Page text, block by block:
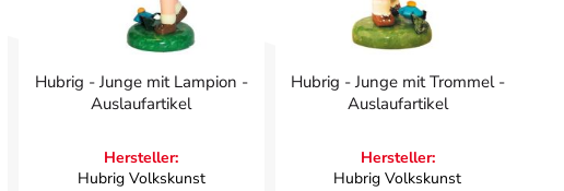
Hubrig - Junge mit Lampion -
Auslaufartikel
Hersteller:
Hubrig Volkskunst
Hubrig - Junge mit Trommel -
Auslaufartikel
Hersteller:
Hubrig Volkskunst